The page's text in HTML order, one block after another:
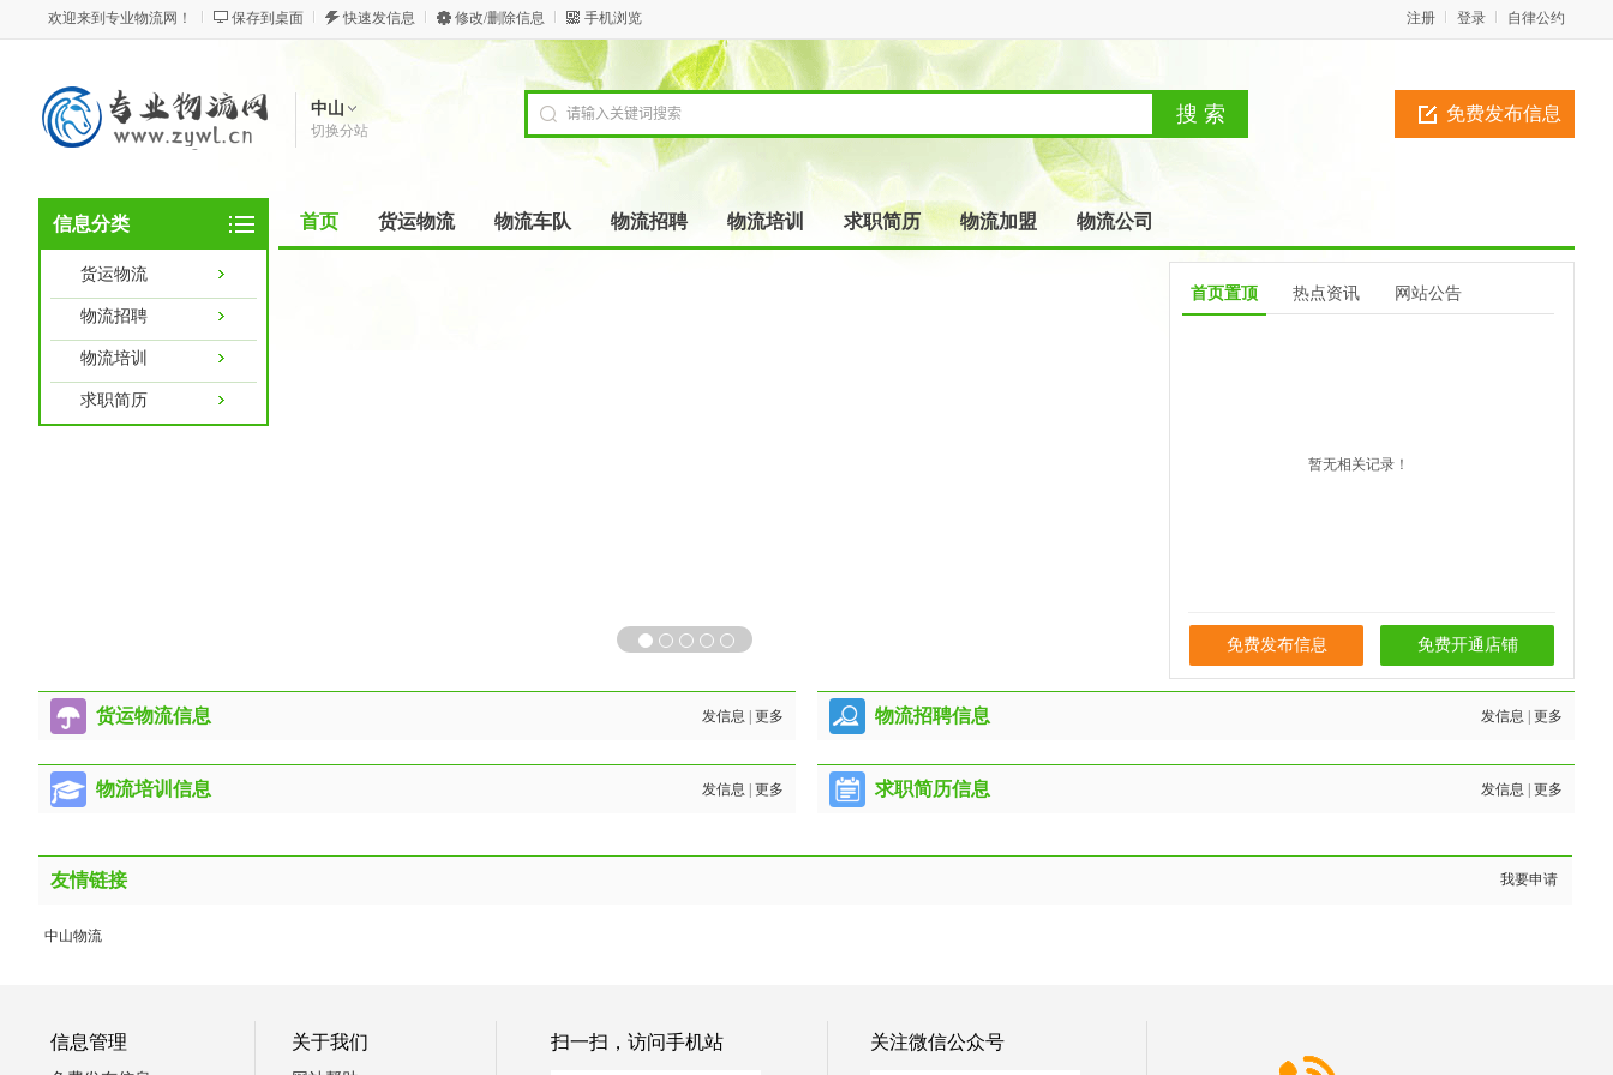
欢迎来到专业物流网！ 保存到桌面 快速发信息 修改/删除信息 手机浏览 自律公约
登录
注册
中山
切换分站
免费发布信息
信息分类
货运物流
物流招聘
物流培训
求职简历
首页 货运物流 物流车队 物流招聘 物流培训 求职简历 物流加盟 物流公司
首页置顶 热点资讯 网站公告
暂无相关记录！
免费发布信息 免费开通店铺
货运物流信息 发信息 更多 物流招聘信息 发信息 更多
物流培训信息 发信息 更多 求职简历信息 发信息 更多
友情链接 我要申请
中山物流
信息管理 关于我们 扫一扫，访问手机站 关注微信公众号